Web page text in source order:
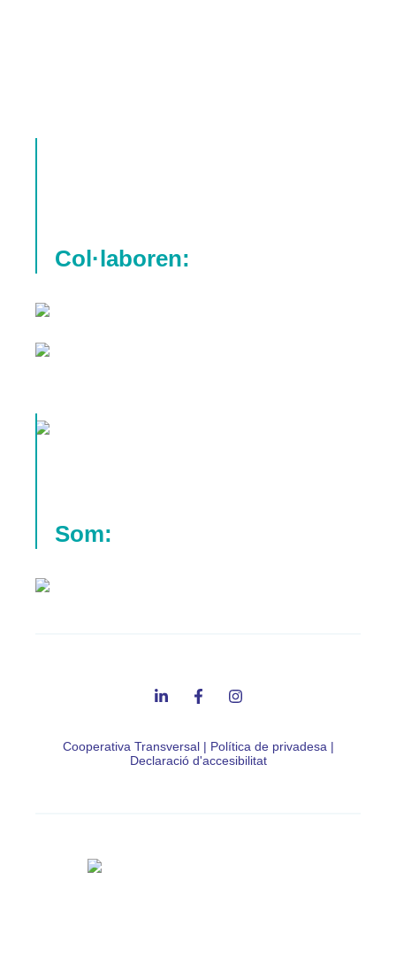
Col·laboren:
Som:
Cooperativa Transversal| Política de privadesa |
Declaració d'accesibilitat